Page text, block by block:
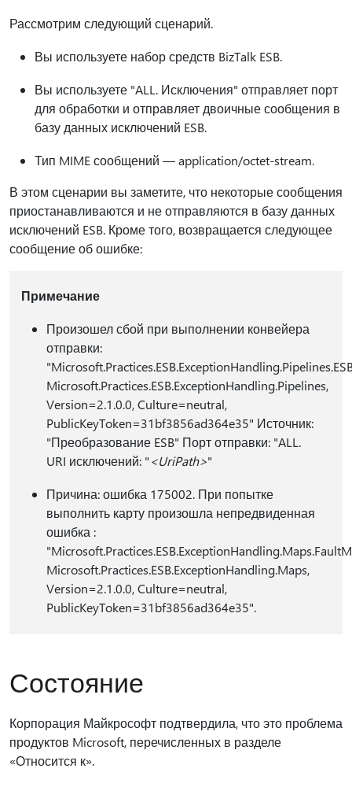
Рассмотрим следующий сценарий.
Вы используете набор средств BizTalk ESB.
Вы используете "ALL. Исключения" отправляет порт
для обработки и отправляет двоичные сообщения в
базу данных исключений ESB.
Тип MIME сообщений — application/octet-stream.
В этом сценарии вы заметите, что некоторые сообщения
приостанавливаются и не отправляются в базу данных
исключений ESB. Кроме того, возвращается следующее
сообщение об ошибке:
Примечание
Произошел сбой при выполнении конвейера
отправки:
Microsoft.Practices.ESB.ExceptionHandling.Pipelines,
Version=2.1.0.0, Culture=neutral,
PublicKeyToken=31bf3856ad364e35" Источник:
"Преобразование ESB" Порт отправки: "ALL.
URI исключений: "<UriPath>"
Причина: ошибка 175002. При попытке
выполнить карту произошла непредвиденная
ошибка :
Microsoft.Practices.ESB.ExceptionHandling.Maps,
Version=2.1.0.0, Culture=neutral,
PublicKeyToken=31bf3856ad364e35".
Состояние
Корпорация Майкрософт подтвердила, что это проблема
продуктов Microsoft, перечисленных в разделе
«Относится к».